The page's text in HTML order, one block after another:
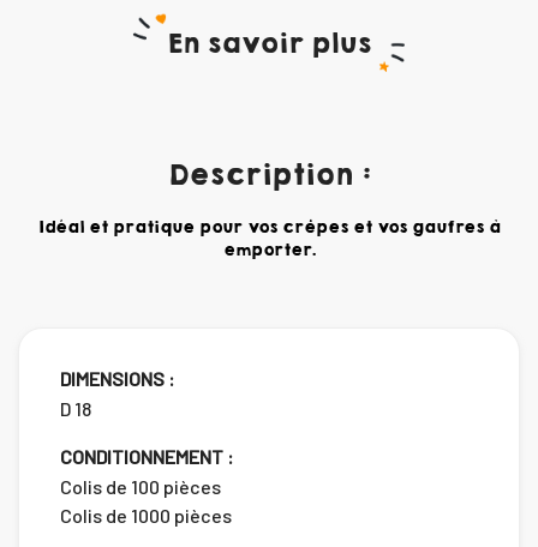
En savoir plus
Description :
Idéal et pratique pour vos crêpes et vos gaufres à
emporter.
DIMENSIONS :
D 18
CONDITIONNEMENT :
Colis de 100 pièces
Colis de 1000 pièces